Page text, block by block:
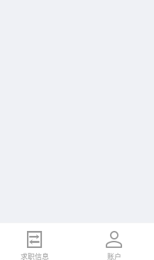
求职信息 账户